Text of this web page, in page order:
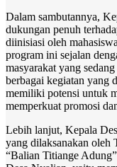
Dalam sambutannya,
dukungan penuh
diinisiasi oleh
program ini sejalan
masyarakat yang
berbagai kegiatan yang
memiliki potensi untuk
memperkuat promosi
Lebih lanjut, Kepala
yang dilaksanakan oleh
“Balian Titiange